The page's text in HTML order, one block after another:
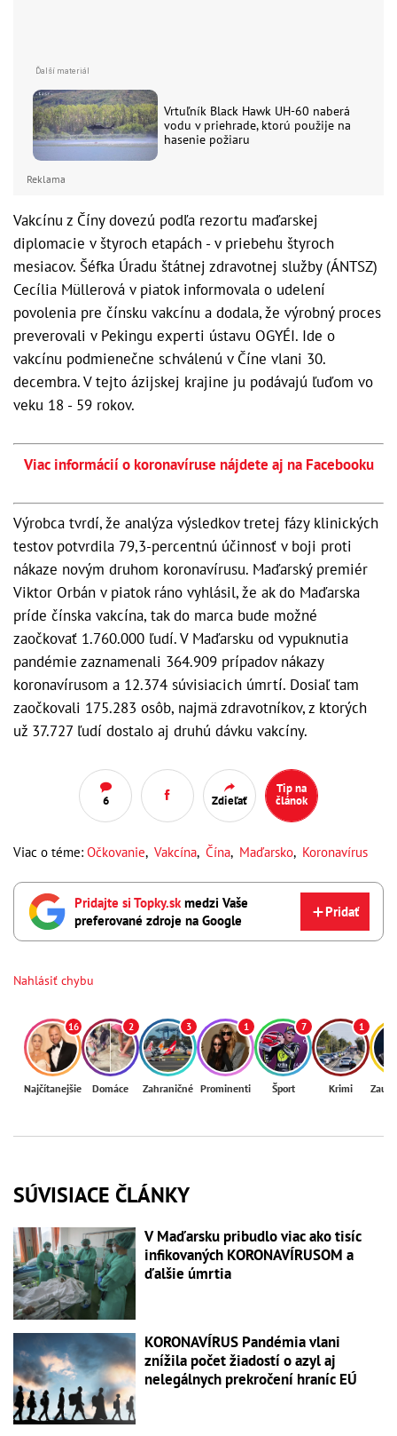
Vrtuľník Black Hawk UH-60 naberá
vodu v priehrade, ktorú použije na
hasenie požiaru
Reklama
Vakcínu z Číny dovezú podľa rezortu maďarskej
diplomacie v štyroch etapách - v priebehu štyroch
mesiacov. Šéfka Úradu štátnej zdravotnej služby (ÁNTSZ)
Cecília Müllerová v piatok informovala o udelení
povolenia pre čínsku vakcínu a dodala, že výrobný proces
preverovali v Pekingu experti ústavu OGYÉI. Ide o
vakcínu podmienečne schválenú v Číne vlani 30.
decembra. V tejto ázijskej krajine ju podávajú ľuďom vo
veku 18 - 59 rokov.
Viac informácií o koronavíruse nájdete aj na Facebooku
Výrobca tvrdí, že analýza výsledkov tretej fázy klinických
testov potvrdila 79,3-percentnú účinnosť v boji proti
nákaze novým druhom koronavírusu. Maďarský premiér
Viktor Orbán v piatok ráno vyhlásil, že ak do Maďarska
príde čínska vakcína, tak do marca bude možné
zaočkovať 1.760.000 ľudí. V Maďarsku od vypuknutia
pandémie zaznamenali 364.909 prípadov nákazy
koronavírusom a 12.374 súvisiacich úmrtí. Dosiaľ tam
zaočkovali 175.283 osôb, najmä zdravotníkov, z ktorých
už 37.727 ľudí dostalo aj druhú dávku vakcíny.
6 Zdieľať
Tip na
článok
Viac o téme: Očkovanie, Vakcína, Čína, Maďarsko, Koronavírus
Pridajte si Topky.sk medzi Vaše
preferované zdroje na Google
Pridať
Nahlásiť chybu
16
Najčítanejšie
2
Domáce
3
Zahraničné
1
Prominenti
7
Šport
1
Krimi
SÚVISIACE ČLÁNKY
V Maďarsku pribudlo viac ako tisíc
infikovaných KORONAVÍRUSOM a
ďalšie úmrtia
KORONAVÍRUS Pandémia vlani
znížila počet žiadostí o azyl aj
nelegálnych prekročení hraníc EÚ